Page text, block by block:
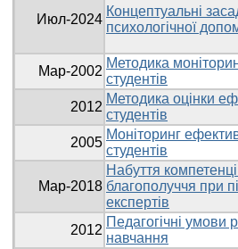
Июл-2024
Концептуальні
психологічної
Мар-2002
Методика
студентів
2012
Методика оцінки
студентів
2005
Моніторинг
студентів
Мар-2018
Набуття
благополуччя при
експертів
2012
Педагогічні умови
навчання